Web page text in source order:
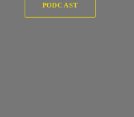
PODCAST